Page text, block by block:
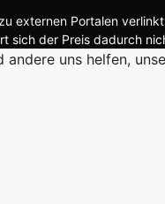
externen Portalen
sich der Preis dadurch
uns helfen,